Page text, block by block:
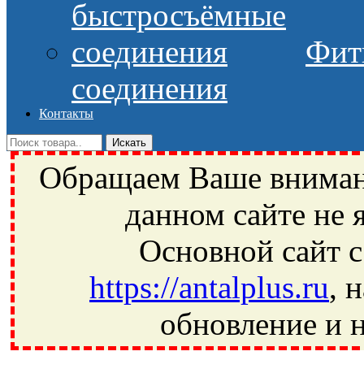
соединения
Контакты
Обращаем Ваше
данном сайте не
Основной сайт
https://antalplus.ru,
обновление и